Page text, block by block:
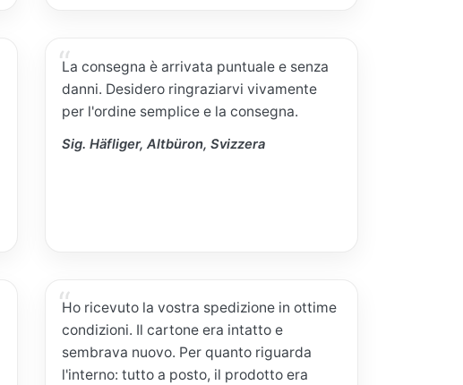
La consegna è arrivata puntuale e senza
danni. Desidero ringraziarvi vivamente
per l'ordine semplice e la consegna.
Sig. Häfliger, Altbüron, Svizzera
Ho ricevuto la vostra spedizione in ottime
condizioni. Il cartone era intatto e
sembrava nuovo. Per quanto riguarda
l'interno: tutto a posto, il prodotto era